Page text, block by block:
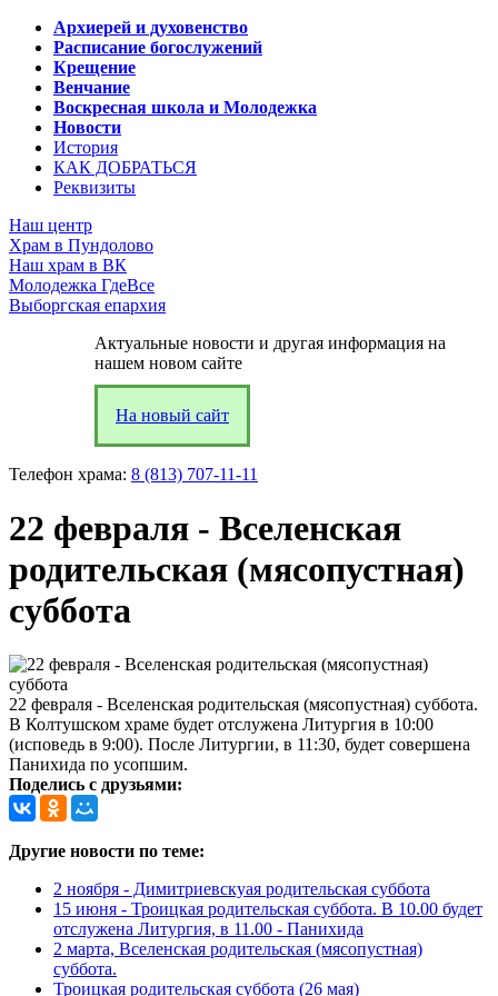
Архиерей и духовенство
Расписание богослужений
Крещение
Венчание
Воскресная школа и Молодежка
Новости
История
КАК ДОБРАТЬСЯ
Реквизиты
Наш центр
Храм в Пундолово
Наш храм в ВК
Молодежка ГдеВсе
Выборгская епархия
Актуальные новости и другая информация на
нашем новом сайте
На новый сайт
Телефон храма: 8 (813) 707-11-11
22 февраля - Вселенская
родительская (мясопустная)
суббота
22 февраля - Вселенская родительская (мясопустная) суббота.
В Колтушском храме будет отслужена Литургия в 10:00
(исповедь в 9:00). После Литургии, в 11:30, будет совершена
Панихида по усопшим.
Поделись с друзьями:
Другие новости по теме:
2 ноября - Димитриевскуая родительская суббота
15 июня - Троицкая родительская суббота. В 10.00 будет
отслужена Литургия, в 11.00 - Панихида
2 марта, Вселенская родительская (мясопустная)
суббота.
Троицкая родительская суббота (26 мая)